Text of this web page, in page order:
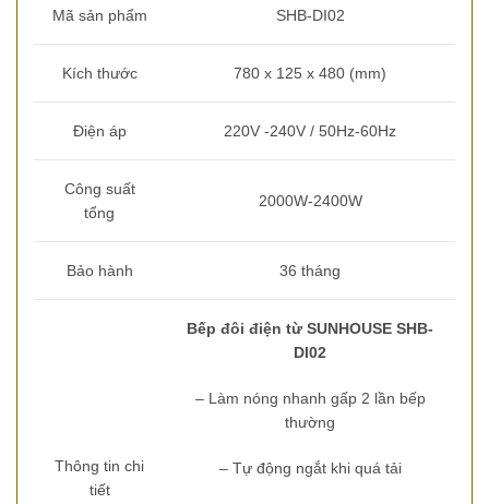
Mã sản phẩm SHB-DI02
Kích thước 780 x 125 x 480 (mm)
Điện áp 220V -240V / 50Hz-60Hz
Công suất
tổng
2000W-2400W
Bảo hành 36 tháng
Thông tin chi
tiết
Bếp đôi điện từ SUNHOUSE SHB-
DI02
– Làm nóng nhanh gấp 2 lần bếp
thường
– Tự động ngắt khi quá tải